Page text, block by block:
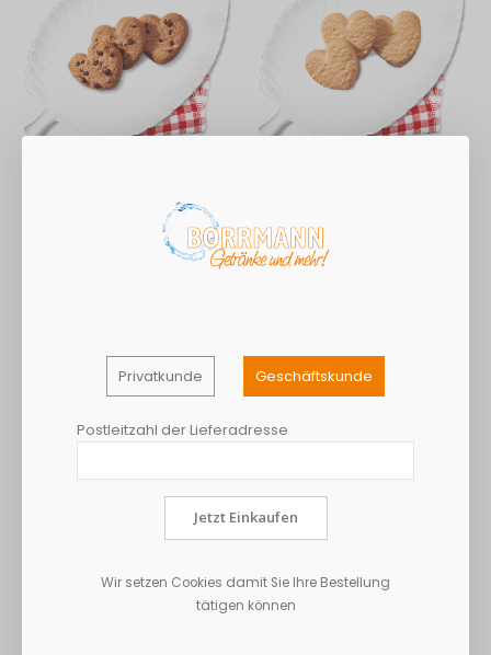
14,02 €
Exkl. 7% Steuern
Gut & Günstig
Gebäckmischung 500g
Gut & Günstig
Waffelmischung 500g
Privatkunde Geschäftskunde
Postleitzahl der Lieferadresse
Jetzt Einkaufen
Wir setzen Cookies damit Sie Ihre Bestellung
tätigen können